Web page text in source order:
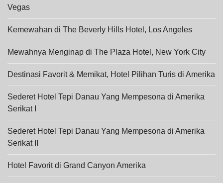
Vegas
Kemewahan di The Beverly Hills Hotel, Los Angeles
Mewahnya Menginap di The Plaza Hotel, New York City
Destinasi Favorit & Memikat, Hotel Pilihan Turis di Amerika
Sederet Hotel Tepi Danau Yang Mempesona di Amerika
Serikat I
Sederet Hotel Tepi Danau Yang Mempesona di Amerika
Serikat II
Hotel Favorit di Grand Canyon Amerika